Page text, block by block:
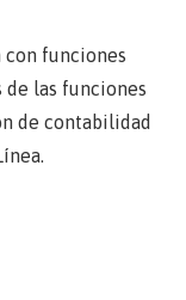
con funciones
de las funciones
de contabilidad